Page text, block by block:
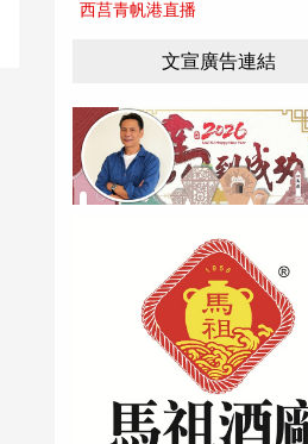
西莒青帆港直播
文宣廣告連結